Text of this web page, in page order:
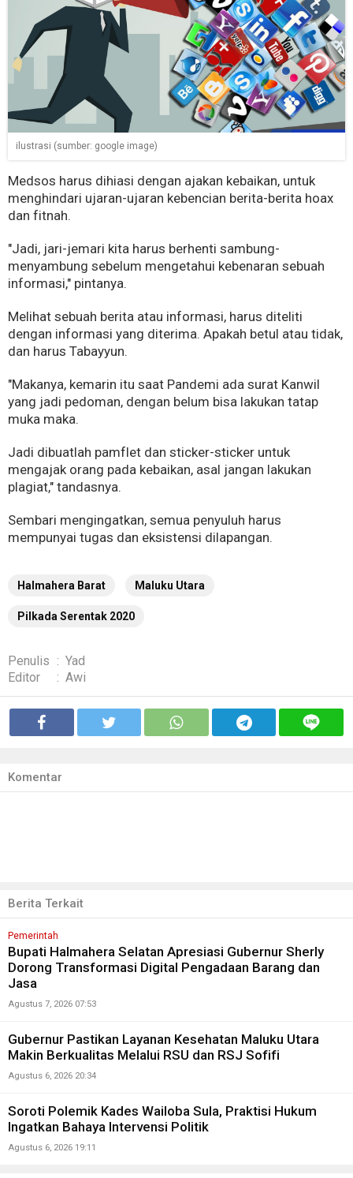
ilustrasi (sumber: google image)
Medsos harus dihiasi dengan ajakan kebaikan, untuk
menghindari ujaran-ujaran kebencian berita-berita hoax
dan fitnah.
"Jadi, jari-jemari kita harus berhenti sambung-
menyambung sebelum mengetahui kebenaran sebuah
informasi," pintanya.
Melihat sebuah berita atau informasi, harus diteliti
dengan informasi yang diterima. Apakah betul atau tidak,
dan harus Tabayyun.
"Makanya, kemarin itu saat Pandemi ada surat Kanwil
yang jadi pedoman, dengan belum bisa lakukan tatap
muka maka.
Jadi dibuatlah pamflet dan sticker-sticker untuk
mengajak orang pada kebaikan, asal jangan lakukan
plagiat," tandasnya.
Sembari mengingatkan, semua penyuluh harus
mempunyai tugas dan eksistensi dilapangan.
Halmahera Barat Maluku Utara
Pilkada Serentak 2020
Penulis : Yad
Editor
: Awi
Komentar
Berita Terkait
Pemerintah
Bupati Halmahera Selatan Apresiasi Gubernur Sherly
Dorong Transformasi Digital Pengadaan Barang dan
Jasa
Agustus 7, 2026 07:53
Gubernur Pastikan Layanan Kesehatan Maluku Utara
Makin Berkualitas Melalui RSU dan RSJ Sofifi
Agustus 6, 2026 20:34
Soroti Polemik Kades Wailoba Sula, Praktisi Hukum
Ingatkan Bahaya Intervensi Politik
Agustus 6, 2026 19:11